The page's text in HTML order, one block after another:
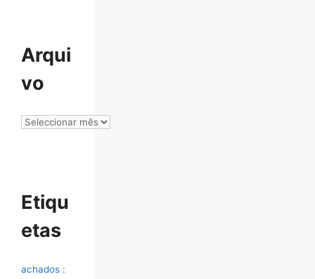
Arqui
vo
Arquivo
Etiqu
etas
achados :